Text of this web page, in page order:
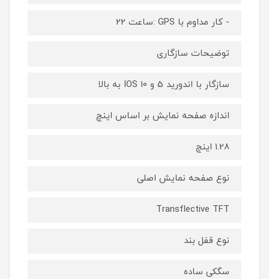
- کار مداوم با GPS :ساعت 22
توضیحات سازگاری
سازگار با اندورید 5 و 10 IOS به بالا
اندازه صفحه نمایش بر اساس اینچ
1.28 اینچ
نوع صفحه نمایش اصلی
Transflective TFT
نوع قفل بند
سگکی ساده